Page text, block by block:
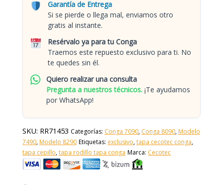
Garantía de Entrega
Si se pierde o llega mal, enviamos otro
gratis al instante.
Resérvalo ya para tu Conga
Traemos este repuesto exclusivo para ti. No
te quedes sin él.
Quiero realizar una consulta
Pregunta a nuestros técnicos. ¡Te ayudamos
por WhatsApp!
SKU: RR71453 Categorías: Conga 7090, Conga 8090, Modelo
7490, Modelo 8290 Etiquetas: exclusivo,tapa cecotec conga,
tapa cepillo,tapa rodillo tapa conga Marca: Cecotec